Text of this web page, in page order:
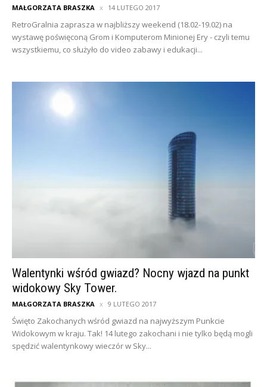
MAŁGORZATA BRASZKA 14 LUTEGO 2017
RetroGralnia zaprasza w najbliższy weekend (18.02-19.02) na
wystawę poświęconą Grom i Komputerom Minionej Ery - czyli temu
wszystkiemu, co służyło do video zabawy i edukacji...
Walentynki wśród gwiazd? Nocny wjazd na punkt
widokowy Sky Tower.
MAŁGORZATA BRASZKA 9 LUTEGO 2017
Święto Zakochanych wśród gwiazd na najwyższym Punkcie
Widokowym w kraju. Tak! 14 lutego zakochani i nie tylko będą mogli
spędzić walentynkowy wieczór w Sky...